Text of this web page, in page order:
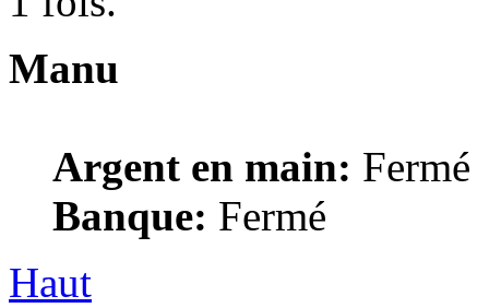
Manu
Argent en main: Fermé
Banque: Fermé
Haut